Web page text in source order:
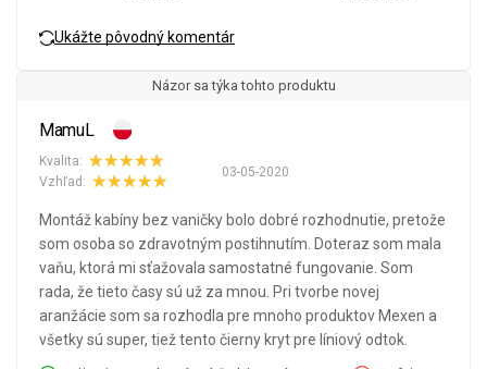
Ukážte pôvodný komentár
Názor sa týka tohto produktu
MamuL
03-05-2020
Kvalita:
Vzhľad:
Montáž kabíny bez vaničky bolo dobré rozhodnutie, pretože
som osoba so zdravotným postihnutím. Doteraz som mala
vaňu, ktorá mi sťažovala samostatné fungovanie. Som
rada, že tieto časy sú už za mnou. Pri tvorbe novej
aranžácie som sa rozhodla pre mnoho produktov Mexen a
všetky sú super, tiež tento čierny kryt pre líniový odtok.